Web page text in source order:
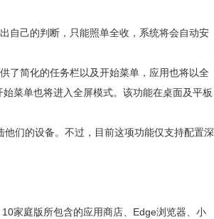
自己的判断，只能照单全收，系统将会自动安
了简化的任务栏以及开始菜单，应用也将以全
菜单也将进入全屏模式。该功能在桌面及平板
们的设备。不过，目前这项功能仅支持配置深
家庭版所包含的应用商店、Edge浏览器、小